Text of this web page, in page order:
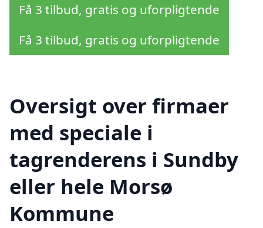
Få 3 tilbud, gratis og uforpligtende
Få 3 tilbud, gratis og uforpligtende
Oversigt over firmaer
med speciale i
tagrenderens i Sundby
eller hele Morsø
Kommune